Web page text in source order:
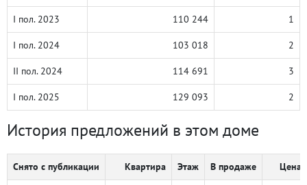
I пол. 2023 110 244 1
I пол. 2024 103 018 2
II пол. 2024 114 691 3
I пол. 2025 129 093 2
История предложений в этом доме
Снято с публикации Квартира Этаж В продаже Цена,